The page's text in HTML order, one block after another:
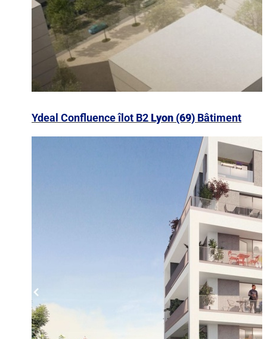
Ydeal Confluence îlot B2 Lyon (69) Bâtiment